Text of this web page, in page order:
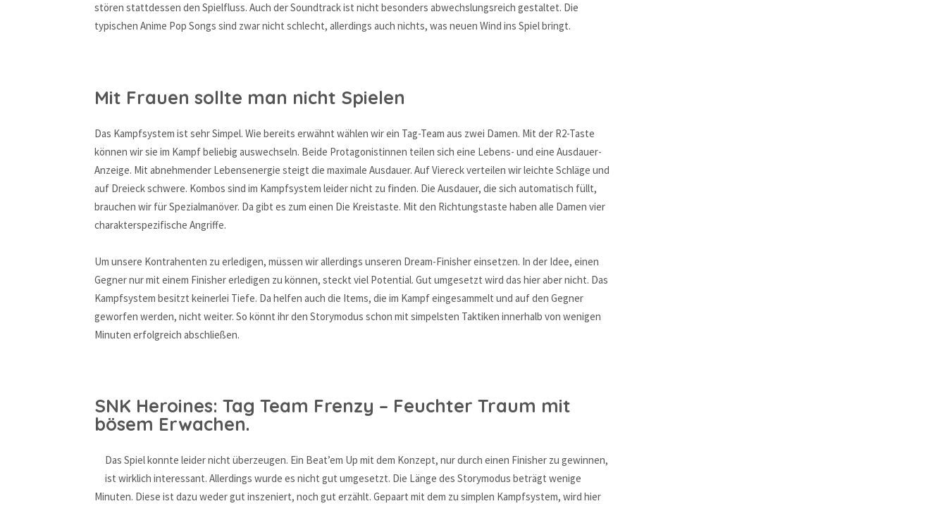
stören stattdessen den Spielfluss. Auch der Soundtrack ist nicht besonders abwechslungsreich gestaltet. Die
typischen Anime Pop Songs sind zwar nicht schlecht, allerdings auch nichts, was neuen Wind ins Spiel bringt.
Mit Frauen sollte man nicht Spielen
Das Kampfsystem ist sehr Simpel. Wie bereits erwähnt wählen wir ein Tag-Team aus zwei Damen. Mit der R2-Taste
können wir sie im Kampf beliebig auswechseln. Beide Protagonistinnen teilen sich eine Lebens- und eine Ausdauer-
Anzeige. Mit abnehmender Lebensenergie steigt die maximale Ausdauer. Auf Viereck verteilen wir leichte Schläge und
auf Dreieck schwere. Kombos sind im Kampfsystem leider nicht zu finden. Die Ausdauer, die sich automatisch füllt,
brauchen wir für Spezialmanöver. Da gibt es zum einen Die Kreistaste. Mit den Richtungstaste haben alle Damen vier
charakterspezifische Angriffe.
Um unsere Kontrahenten zu erledigen, müssen wir allerdings unseren Dream-Finisher einsetzen. In der Idee, einen
Gegner nur mit einem Finisher erledigen zu können, steckt viel Potential. Gut umgesetzt wird das hier aber nicht. Das
Kampfsystem besitzt keinerlei Tiefe. Da helfen auch die Items, die im Kampf eingesammelt und auf den Gegner
geworfen werden, nicht weiter. So könnt ihr den Storymodus schon mit simpelsten Taktiken innerhalb von wenigen
Minuten erfolgreich abschließen.
SNK Heroines: Tag Team Frenzy – Feuchter Traum mit
bösem Erwachen.
Das Spiel konnte leider nicht überzeugen. Ein Beat’em Up mit dem Konzept, nur durch einen Finisher zu gewinnen,
ist wirklich interessant. Allerdings wurde es nicht gut umgesetzt. Die Länge des Storymodus beträgt wenige
Minuten. Diese ist dazu weder gut inszeniert, noch gut erzählt. Gepaart mit dem zu simplen Kampfsystem, wird hier